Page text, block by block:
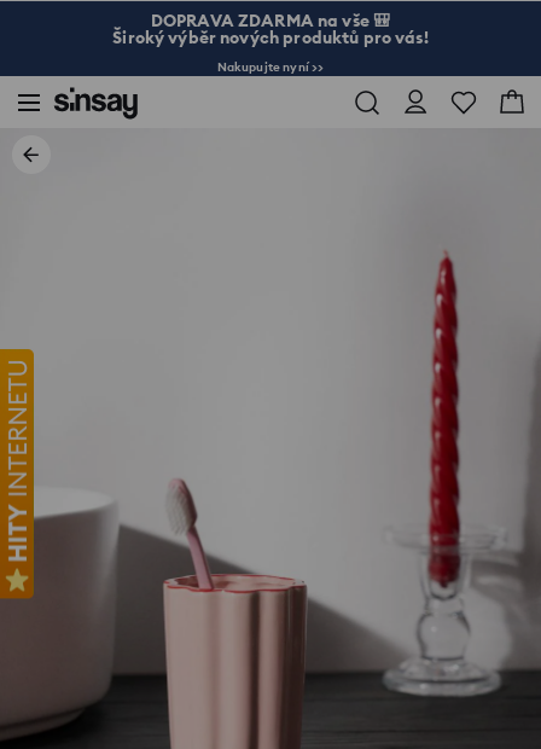
DOPRAVA ZDARMA na vše 🎒
Široký výběr nových produktů pro vás!
Nakupujte nyní >>